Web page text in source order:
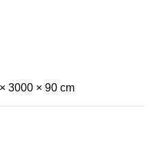
3000 × 90 cm